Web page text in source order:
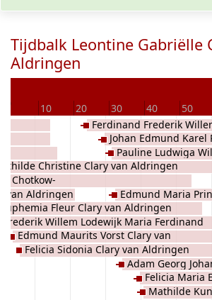
Tijdbalk Leontine Gabriëlle
Aldringen
0 10 20 30 40 50
Chotkow-
van Aldringen
Christine Clary van Aldringen
Euphemia Fleur Clary van Aldringen
Frederik Willem Lodewijk Maria Ferdinand
August Bogislau Prins Radziwill
Edmund Maurits Vorst Clary van
Aldringen
Felicia Sidonia Clary van Aldringen
Ferdinand Frederik
Prins Radziwill
Johan Edmund Karel
Pauline Ludwiga
Maria Prinses Radziwill
Edmund Maria
Adam Georg
RadziwillFelicia Maria
Euphemia
Mathilde